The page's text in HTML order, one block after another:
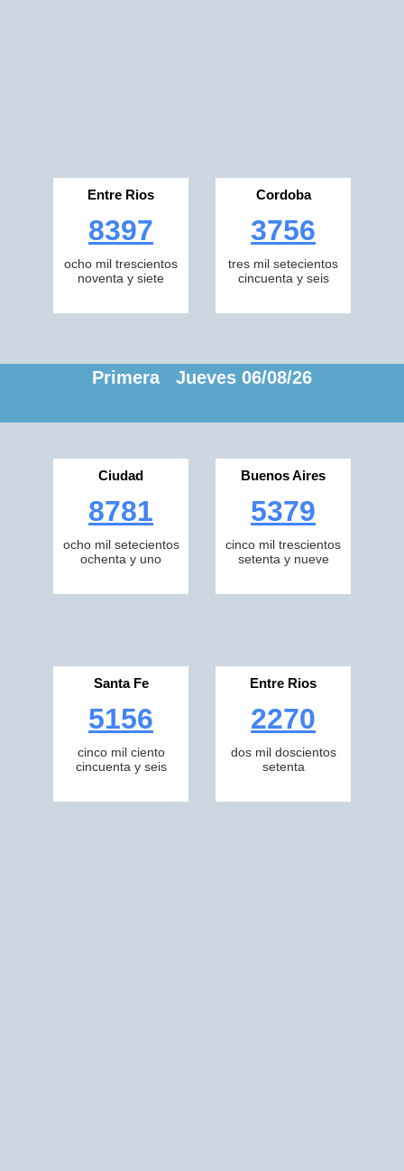
Entre Rios
8397
ocho mil trescientos
noventa y siete
Cordoba
3756
tres mil setecientos
cincuenta y seis
Primera Jueves 06/08/26
Ciudad
8781
ocho mil setecientos
ochenta y uno
Buenos Aires
5379
cinco mil trescientos
setenta y nueve
Santa Fe
5156
cinco mil ciento
cincuenta y seis
Entre Rios
2270
dos mil doscientos
setenta